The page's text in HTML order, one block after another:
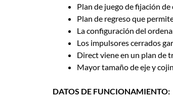
Plan de juego de fijación
Plan de regreso que
La configuración del
Los impulsores cerrados
Direct viene en un plan de
Mayor tamaño de eje y
DATOS DE FUNCIONAMIENTO: